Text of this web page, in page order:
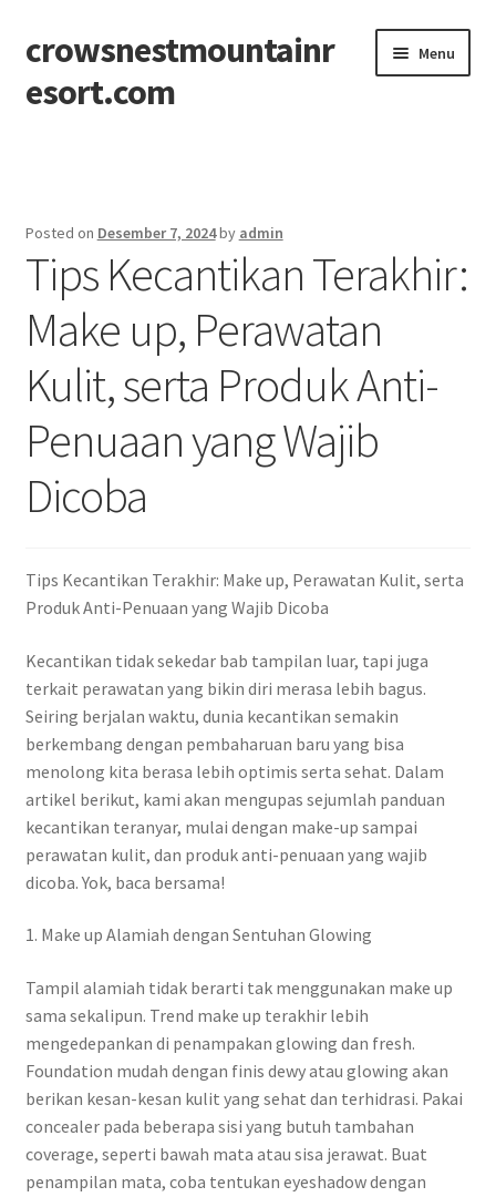
Skip
to
navigation
Skip
to
content
crowsnestmountainr
esort.com
Menu
Contact
Disclaimer
Privacy Policy
Sitemap
Posted on Desember 7, 2024by admin
Tips Kecantikan Terakhir:
Make up, Perawatan
Kulit, serta Produk Anti-
Penuaan yang Wajib
Dicoba
Tips Kecantikan Terakhir: Make up, Perawatan Kulit, serta
Produk Anti-Penuaan yang Wajib Dicoba
Kecantikan tidak sekedar bab tampilan luar, tapi juga
terkait perawatan yang bikin diri merasa lebih bagus.
Seiring berjalan waktu, dunia kecantikan semakin
berkembang dengan pembaharuan baru yang bisa
menolong kita berasa lebih optimis serta sehat. Dalam
artikel berikut, kami akan mengupas sejumlah panduan
kecantikan teranyar, mulai dengan make-up sampai
perawatan kulit, dan produk anti-penuaan yang wajib
dicoba. Yok, baca bersama!
1. Make up Alamiah dengan Sentuhan Glowing
Tampil alamiah tidak berarti tak menggunakan make up
sama sekalipun. Trend make up terakhir lebih
mengedepankan di penampakan glowing dan fresh.
Foundation mudah dengan finis dewy atau glowing akan
berikan kesan-kesan kulit yang sehat dan terhidrasi. Pakai
concealer pada beberapa sisi yang butuh tambahan
coverage, seperti bawah mata atau sisa jerawat. Buat
penampilan mata, coba tentukan eyeshadow dengan